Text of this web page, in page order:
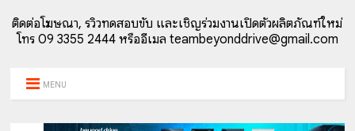
ติดต่อโฆษณา, รีวิวทดสอบขับ และเชิญร่วมงานเปิดตัวผลิตภัณฑ์ใหม่
โทร 09 3355 2444 หรืออีเมล teambeyonddrive@gmail.com
MENU